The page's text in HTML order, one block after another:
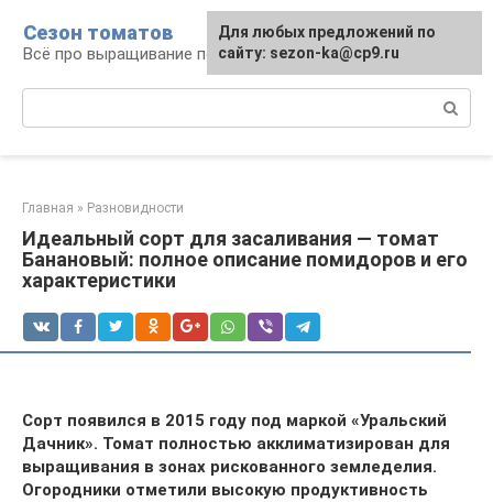
контенту
Сезон томатов
Всё про выращивание помидоров
Главная » Разновидности
Идеальный сорт для засаливания — томат
Банановый: полное описание помидоров и его
характеристики
Сорт появился в 2015 году под маркой «Уральский
Дачник». Томат полностью акклиматизирован для
выращивания в зонах рискованного земледелия.
Огородники отметили высокую продуктивность
Для любых предложений по
сайту: sezon-ka@cp9.ru